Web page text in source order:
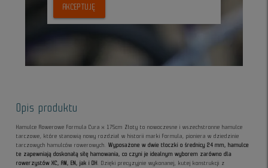
AKCEPTUJĘ
Opis produktu
Hamulce Rowerowe Formula Cura x 175cm Złoty to nowoczesne i wszechstronne hamulce
tarczowe, które stanowią nowy rozdział w historii marki Formula, pioniera w dziedzinie
tarczowych hamulców rowerowych.Wyposażone w dwie tłoczki o średnicy 24 mm, hamulce
te zapewniają doskonałą siłę hamowania, co czyni je idealnym wyborem zarówno dla
rowerzystów XC, AM, EN, jak i DH
. Dzięki precyzyjnie wykonanej, kutej konstrukcji z